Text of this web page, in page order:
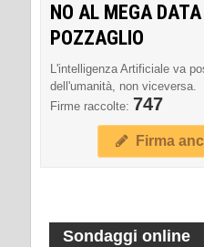
NO AL MEGA
POZZAGLIO
L'intelligenza Artificiale va
dell'umanità, non viceversa.
Firme raccolte: 747
Firma
Sondaggi online